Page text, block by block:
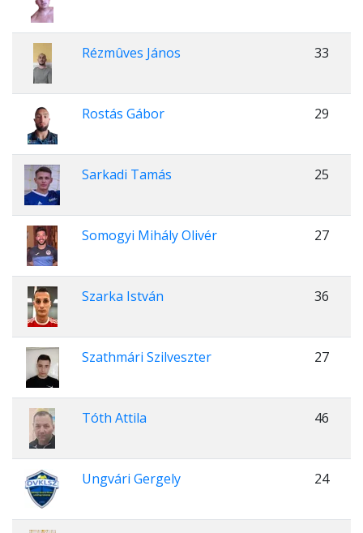
Rézmûves János 33
Rostás Gábor 29
Sarkadi Tamás 25
Somogyi Mihály Olivér 27
Szarka István 36
Szathmári Szilveszter 27
Tóth Attila 46
Ungvári Gergely 24